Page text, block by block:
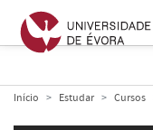
Início Estudar Cursos